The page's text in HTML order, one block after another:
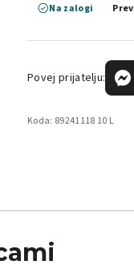
Na zalogi
Povej prijatelju:
Koda: 89241118 10 L